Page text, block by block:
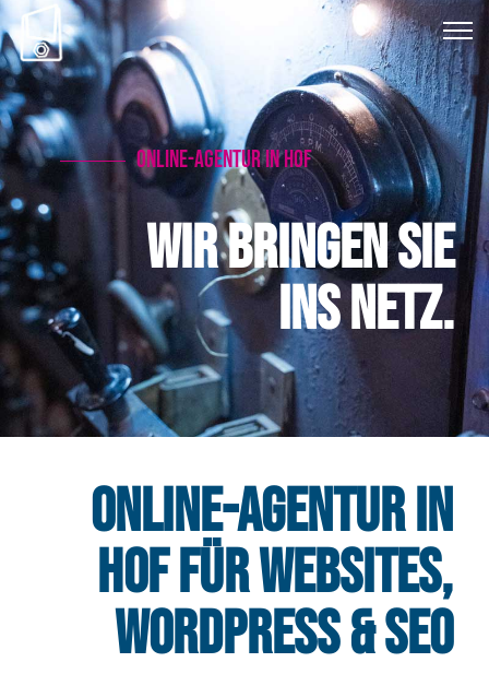
Online-Agentur in Hof
Wir bringen Sie
ins Netz.
Online-Agentur in
Hof für Websites,
WordPress & SEO